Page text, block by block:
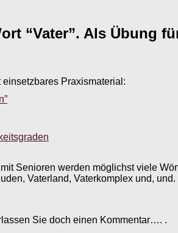
“Vater”. Als Übung
Praxismaterial:
Senioren werden möglichst viele
Vaterland, Vaterkomplex und, und.
Sie doch einen Kommentar…. .